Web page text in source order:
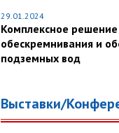
29.01.2024
Комплексное
обескремнивания и
подземных вод
Выставки/